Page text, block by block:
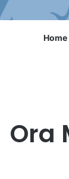
Home
Ora